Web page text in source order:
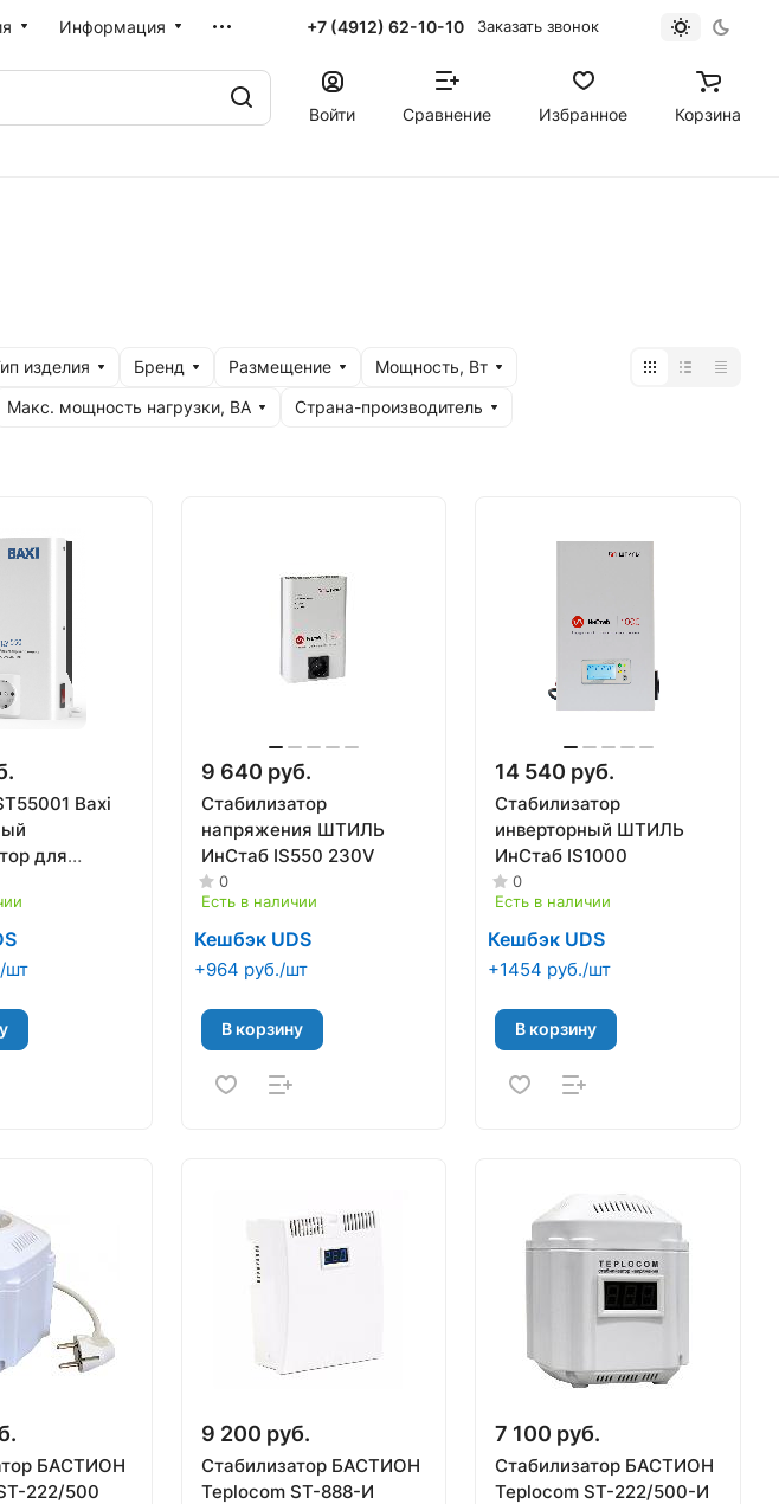
Информация +7 (4912) 62-10-10 Заказать звонок
Войти Сравнение Избранное Корзина
изделия Бренд Размещение
Мощность, Вт
Макс. мощность нагрузки, ВА
Страна-производитель
Baxi
для
BAXI
550
шт
9 640 руб.
Стабилизатор
напряжения ШТИЛЬ
ИнСтаб IS550 230V
0
Есть в наличии
Кешбэк UDS
+964 руб./шт
В корзину
14 540 руб.
Стабилизатор
инверторный ШТИЛЬ
ИнСтаб IS1000
0
Есть в наличии
Кешбэк UDS
+1454 руб./шт
В корзину
БАСТИОН
222/500
9 200 руб.
Стабилизатор БАСТИОН
Teplocom ST-888-И
7 100 руб.
Стабилизатор БАСТИОН
Teplocom ST-222/500-И